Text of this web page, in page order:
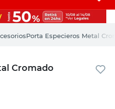
Porta Especieros Metal
Cromado